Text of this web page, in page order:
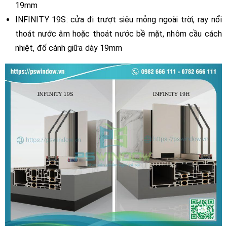
19mm
INFINITY 19S: cửa đi trượt siêu mỏng ngoài trời, ray nổi
thoát nước âm hoặc thoát nước bề mặt, nhôm cầu cách
nhiệt, đố cánh giữa dày 19mm